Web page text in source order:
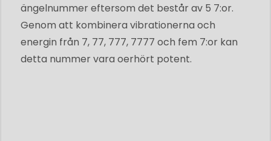
ängelnummer eftersom det består av 5 7:or.
Genom att kombinera vibrationerna och
energin från 7, 77, 777, 7777 och fem 7:or kan
detta nummer vara oerhört potent.